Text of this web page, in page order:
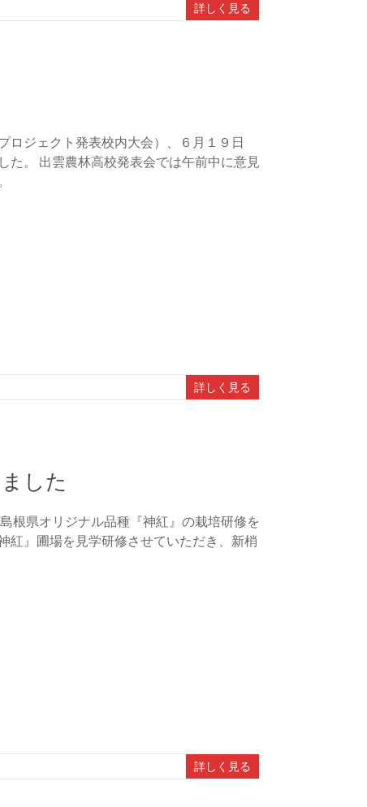
詳しく見る
ロジェクト発表校内大会）、６月１９日
た。 出雲農林高校発表会では午前中に意見
詳しく見る
した
根県オリジナル品種『神紅』の栽培研修を
紅』圃場を見学研修させていただき、新梢
詳しく見る